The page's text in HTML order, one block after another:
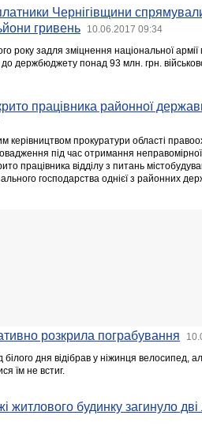
Чернігівщини
гривень
10.06.2017 09:34
року задля зміцнення національної армії
держбюджету понад 93 млн. грн.
працівника районної
керівництвом прокуратури області
під час отримання
працівника відділу з питань
господарства однієї з районних
розкрила пограбування
дня відібрав у ніжинця велосипед,
їм не встиг.
житлового будинку загинуло